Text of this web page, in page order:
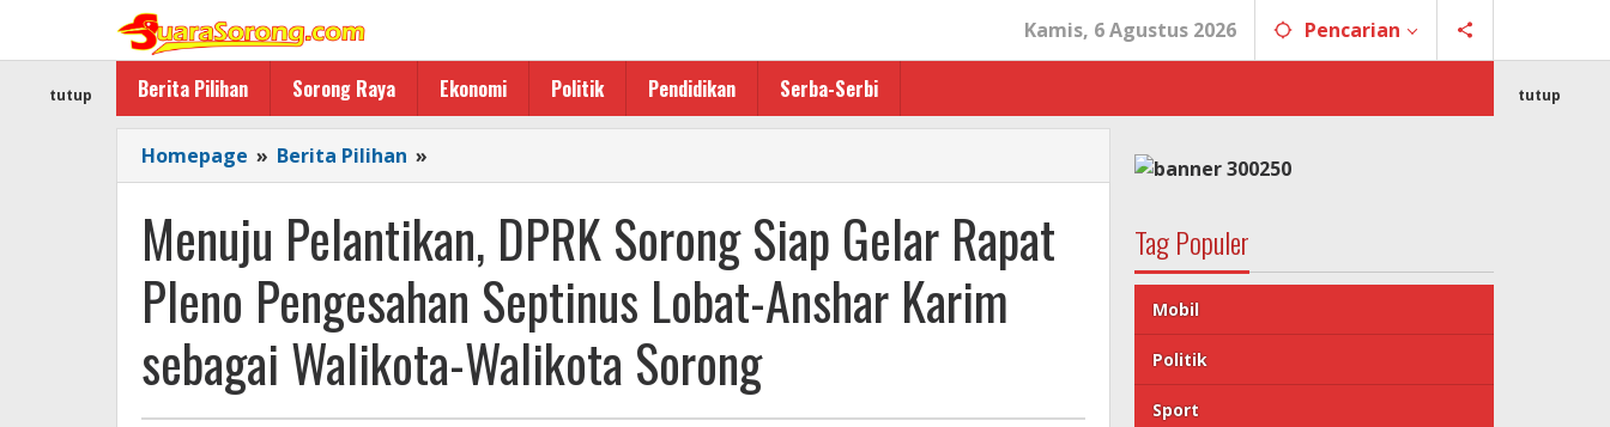
Kamis, 6 Agustus 2026 Pencarian
Berita Pilihan Sorong Raya Ekonomi Politik Pendidikan Serba-Serbi
tutup tutup
Homepage » Berita Pilihan »
Pelantikan,
Sorong
Siap
Gelar
Rapat
Pleno
Pengesahan
Septinus
Menuju Pelantikan, DPRK Sorong Siap Gelar Rapat
Pleno Pengesahan Septinus Lobat-Anshar Karim
sebagai Walikota-Walikota Sorong
Tag Populer
Mobil
Politik
Sport